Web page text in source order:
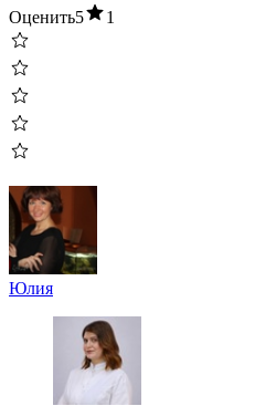
Оценить5 1
Юлия